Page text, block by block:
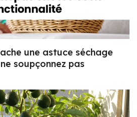
une astuce séchage
soupçonnez pas